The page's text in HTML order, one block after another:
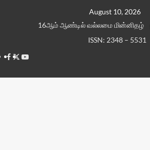
August 10, 2026
16ஆம் ஆண்டில் வல்லமை மின்னிதழ்
ISSN: 2348 – 5531
Facebook
TwitterYoutube